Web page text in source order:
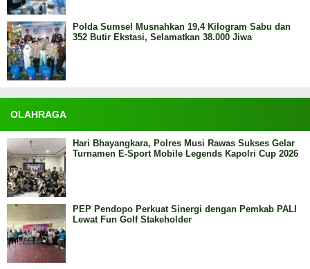
Polda Sumsel Musnahkan 19,4 Kilogram Sabu dan
352 Butir Ekstasi, Selamatkan 38.000 Jiwa
OLAHRAGA
Hari Bhayangkara, Polres Musi Rawas Sukses Gelar
Turnamen E-Sport Mobile Legends Kapolri Cup 2026
PEP Pendopo Perkuat Sinergi dengan Pemkab PALI
Lewat Fun Golf Stakeholder